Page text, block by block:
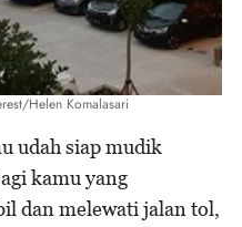
Helen Komalasari
udah siap mudik
kamu yang
dan melewati jalan tol,